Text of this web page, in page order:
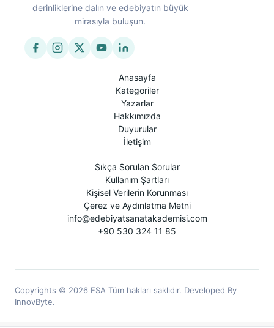
derinliklerine dalın ve edebiyatın büyük
mirasıyla buluşun.
Anasayfa
Kategoriler
Yazarlar
Hakkımızda
Duyurular
İletişim
Sıkça Sorulan Sorular
Kullanım Şartları
Kişisel Verilerin Korunması
Çerez ve Aydınlatma Metni
info@edebiyatsanatakademisi.com
+90 530 324 11 85
Copyrights © 2026 ESA Tüm hakları saklıdır. Developed By
InnovByte.